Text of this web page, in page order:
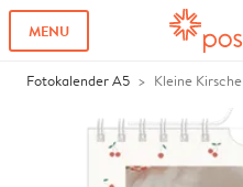
MENU
Fotokalender A5 Kleine Kirsche